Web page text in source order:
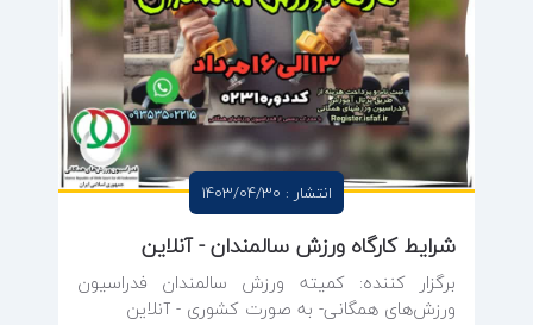
انتشار : 1403/04/30
شرایط کارگاه ورزش سالمندان - آنلاین
برگزار کننده: کمیته ورزش سالمندان فدراسیون
ورزش‌های همگانی- به صورت کشوری - آنلاین